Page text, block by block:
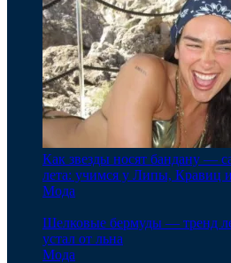
Как звезды носят бандану —
лета: учимся у Липы, Кравиц
Мода
Шелковые бермуды — тренд
устал от льна
Мода